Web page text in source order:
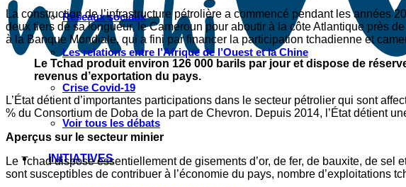
Réseaux sociaux
Les relations entre l’Afrique de l’Ouest et la Chine
Crise Covid-19
Voir tous les débats
INITIATIVES
La construction de l’infrastructure pétrolière a commencé pendant les années
deux tiers de sa longueur, le Cameroun pour aboutir à la côte Atlantique près
à la Banque Mondiale, qui a fini par financer la participation tchadienne et
Le Tchad produit environ 126 000 barils par jour et dispose de
revenus d’exportation du pays.
L’État détient d’importantes participations dans le secteur pétrolier qui sont
% du Consortium de Doba de la part de Chevron. Depuis 2014, l’État détient
Aperçus sur le secteur minier
Le Tchad dispose essentiellement de gisements d’or, de fer, de bauxite, de
sont susceptibles de contribuer à l’économie du pays, nombre d’exploitations